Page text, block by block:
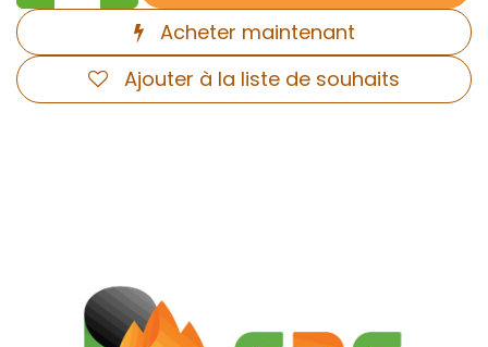
Acheter maintenant
Ajouter à la liste de souhaits